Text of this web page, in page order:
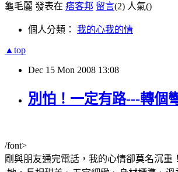
龜毛麗 發表在 痞客邦 留言(2) 人氣()
個人分類： 我的心我的情
▲top
Dec 15 Mon 2008 13:08
別怕！一定有路---轉個
/font>
剛與朋友通完電話，我的心情卻莫名沉重！